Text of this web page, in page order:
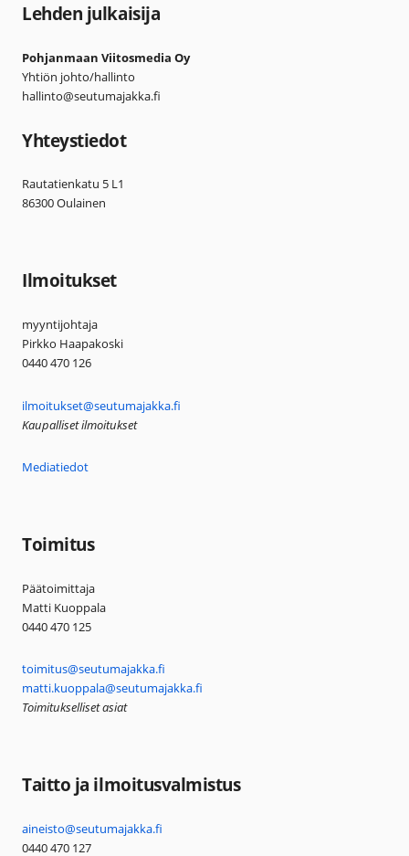
Lehden julkaisija
Pohjanmaan Viitosmedia Oy
Yhtiön johto/hallinto
hallinto@seutumajakka.fi
Yhteystiedot
Rautatienkatu 5 L1
86300 Oulainen
Ilmoitukset
myyntijohtaja
Pirkko Haapakoski
0440 470 126
ilmoitukset@seutumajakka.fi
Kaupalliset ilmoitukset
Mediatiedot
Toimitus
Päätoimittaja
Matti Kuoppala
0440 470 125
toimitus@seutumajakka.fi
matti.kuoppala@seutumajakka.fi
Toimitukselliset asiat
Taitto ja ilmoitusvalmistus
aineisto@seutumajakka.fi
0440 470 127